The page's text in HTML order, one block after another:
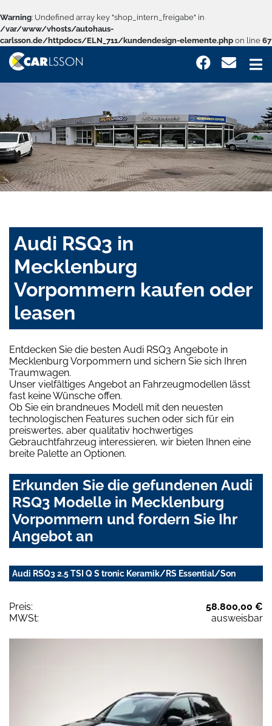
Warning: Undefined array key "shop_intern_freigabe" in
/var/www/vhosts/autohaus-
carlsson.de/httpdocs/ELN_711/kundendesign-elemente.php on line 67
Audi RSQ3 in
Mecklenburg
Vorpommern kaufen oder
leasen
Entdecken Sie die besten Audi RSQ3 Angebote in
Mecklenburg Vorpommern und sichern Sie sich Ihren
Traumwagen.
Unser vielfältiges Angebot an Fahrzeugmodellen lässt
fast keine Wünsche offen.
Ob Sie ein brandneues Modell mit den neuesten
technologischen Features suchen oder sich für ein
preiswertes, aber qualitativ hochwertiges
Gebrauchtfahrzeug interessieren, wir bieten Ihnen eine
breite Palette an Optionen.
Erkunden Sie die gefundenen Audi
RSQ3 Modelle in Mecklenburg
Vorpommern und fordern Sie Ihr
Angebot an
Audi RSQ3 2.5 TSI Q S tronic Keramik/RS Essential/Son
Preis:
58.800,00 €
MWSt:
ausweisbar